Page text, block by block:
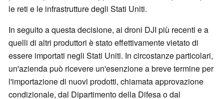
le reti e le infrastrutture degli Stati Uniti.
In seguito a questa decisione, ai droni DJI più recenti e a
quelli di altri produttori è stato effettivamente vietato di
essere importati negli Stati Uniti. In circostanze particolari,
un'azienda può ricevere un'esenzione a breve termine per
l'importazione di nuovi prodotti, chiamata approvazione
condizionale, dal Dipartimento della Difesa o dal